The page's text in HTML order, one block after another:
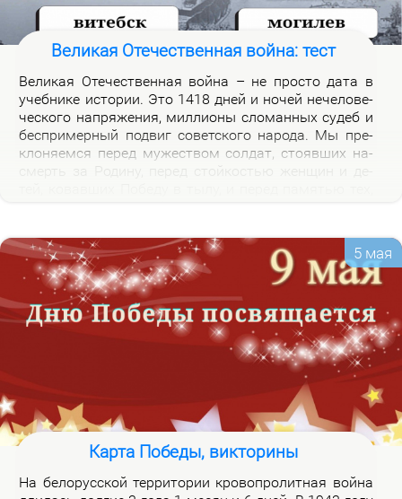
Великая Отечественная война: тест
Ве­ли­кая Оте­че­ствен­ная вой­на – не про­сто да­та в
учеб­ни­ке ис­то­рии. Это 1418 дней и но­чей нече­ло­ве­
че­ско­го на­пря­же­ния, мил­ли­о­ны сло­ман­ных су­деб и
бес­при­мер­ный по­двиг со­вет­ско­го на­ро­да. Мы пре­
кло­ня­ем­ся пе­ред му­же­ством сол­дат, сто­яв­ших на­
ям.
5 мая
Карта Победы, викторины
На бе­ло­рус­ской тер­ри­то­рии кро­во­про­лит­ная вой­на